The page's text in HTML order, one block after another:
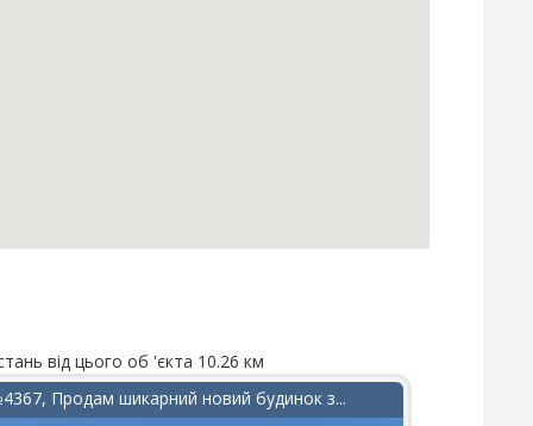
від цього об 'єкта 10.26 км
Продам шикарний новий будинок з...